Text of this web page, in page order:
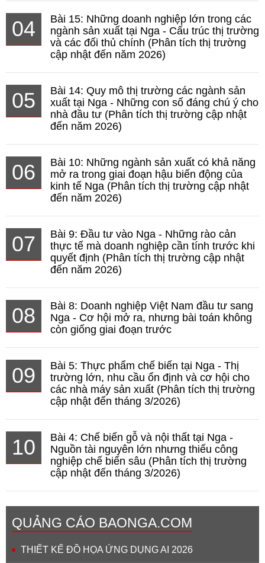
04
Bài 15: Những doanh nghiệp lớn trong các
ngành sản xuất tại Nga - Cấu trúc thị trường
và các đối thủ chính (Phân tích thị trường
cập nhật đến năm 2026)
05
Bài 14: Quy mô thị trường các ngành sản
xuất tại Nga - Những con số đáng chú ý cho
nhà đầu tư (Phân tích thị trường cập nhật
đến năm 2026)
06
Bài 10: Những ngành sản xuất có khả năng
mở ra trong giai đoạn hậu biến động của
kinh tế Nga (Phân tích thị trường cập nhật
đến năm 2026)
07
Bài 9: Đầu tư vào Nga - Những rào cản
thực tế mà doanh nghiệp cần tính trước khi
quyết định (Phân tích thị trường cập nhật
đến năm 2026)
08
Bài 8: Doanh nghiệp Việt Nam đầu tư sang
Nga - Cơ hội mở ra, nhưng bài toán không
còn giống giai đoạn trước
09
Bài 5: Thực phẩm chế biến tại Nga - Thị
trường lớn, nhu cầu ổn định và cơ hội cho
các nhà máy sản xuất (Phân tích thị trường
cập nhật đến tháng 3/2026)
10
Bài 4: Chế biến gỗ và nội thất tại Nga -
Nguồn tài nguyên lớn nhưng thiếu công
nghiệp chế biến sâu (Phân tích thị trường
cập nhật đến tháng 3/2026)
QUẢNG CÁO BAONGA.COM
THIẾT KẾ ĐỒ HỌA ỨNG DỤNG AI 2026